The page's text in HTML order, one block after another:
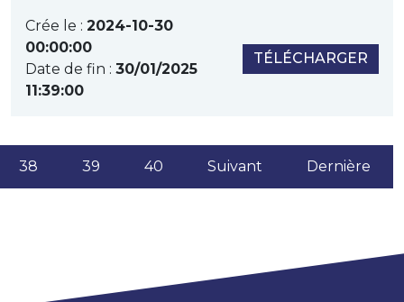
Crée le : 2024-10-30
00:00:00
Date de fin : 30/01/2025
11:39:00
TÉLÉCHARGER
38 39 40 Suivant Dernière